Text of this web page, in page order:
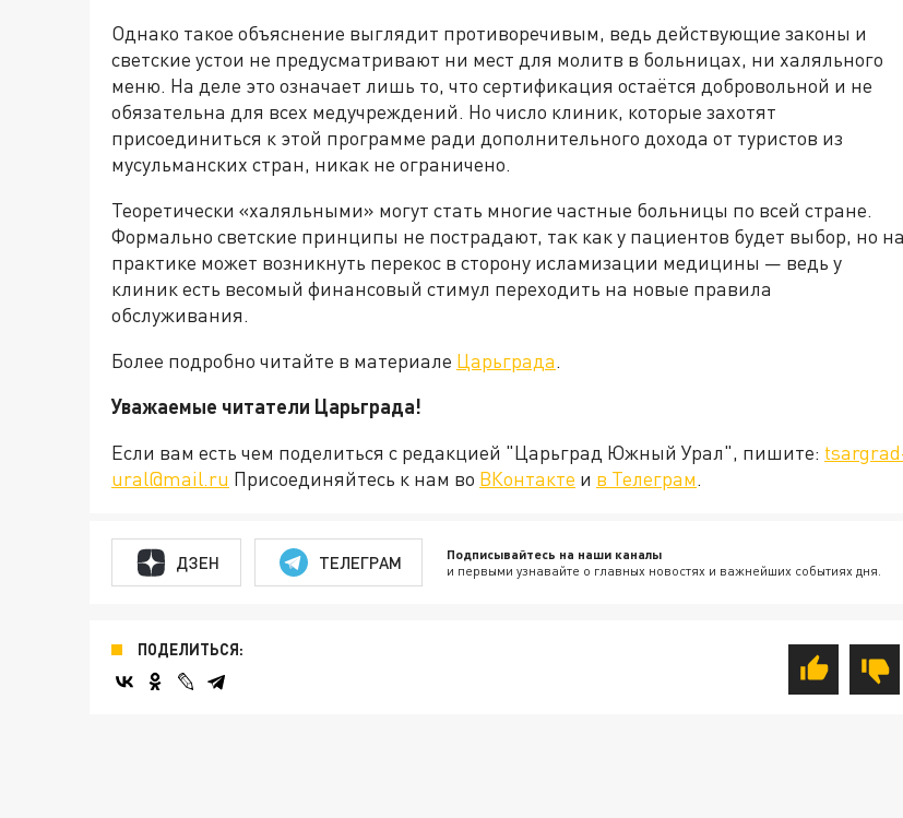
Однако такое объяснение выглядит противоречивым, ведь действующие законы и
светские устои не предусматривают ни мест для молитв в больницах, ни халяльного
меню. На деле это означает лишь то, что сертификация остаётся добровольной и не
обязательна для всех медучреждений. Но число клиник, которые захотят
присоединиться к этой программе ради дополнительного дохода от туристов из
мусульманских стран, никак не ограничено.
Теоретически «халяльными» могут стать многие частные больницы по всей стране.
Формально светские принципы не пострадают, так как у пациентов будет выбор, но на
практике может возникнуть перекос в сторону исламизации медицины — ведь у
клиник есть весомый финансовый стимул переходить на новые правила
обслуживания.
Более подробно читайте в материале Царьграда.
Уважаемые читатели Царьграда!
Если вам есть чем поделиться с редакцией "Царьград Южный Урал", пишите:
ural@mail.ru Присоединяйтесь к нам во ВКонтакте и в Телеграм.
ДЗЕН ТЕЛЕГРАМ Подписывайтесь на наши каналы
и первыми узнавайте о главных новостях и важнейших событиях дня.
ПОДЕЛИТЬСЯ: